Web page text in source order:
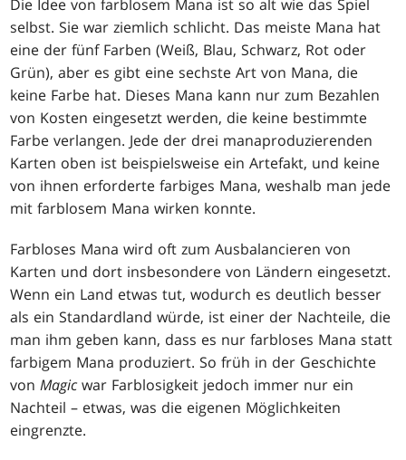
Die Idee von farblosem Mana ist so alt wie das Spiel
selbst. Sie war ziemlich schlicht. Das meiste Mana hat
eine der fünf Farben (Weiß, Blau, Schwarz, Rot oder
Grün), aber es gibt eine sechste Art von Mana, die
keine Farbe hat. Dieses Mana kann nur zum Bezahlen
von Kosten eingesetzt werden, die keine bestimmte
Farbe verlangen. Jede der drei manaproduzierenden
Karten oben ist beispielsweise ein Artefakt, und keine
von ihnen erforderte farbiges Mana, weshalb man jede
mit farblosem Mana wirken konnte.
Farbloses Mana wird oft zum Ausbalancieren von
Karten und dort insbesondere von Ländern eingesetzt.
Wenn ein Land etwas tut, wodurch es deutlich besser
als ein Standardland würde, ist einer der Nachteile, die
man ihm geben kann, dass es nur farbloses Mana statt
farbigem Mana produziert. So früh in der Geschichte
vonMagic war Farblosigkeit jedoch immer nur ein
Nachteil – etwas, was die eigenen Möglichkeiten
eingrenzte.